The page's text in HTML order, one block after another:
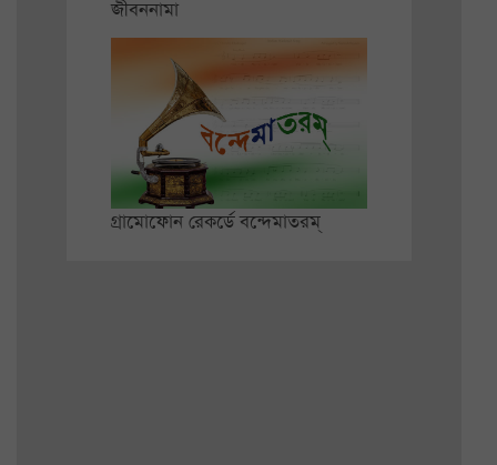
জীবননামা
গ্রামোফোন রেকর্ডে বন্দেমাতরম্